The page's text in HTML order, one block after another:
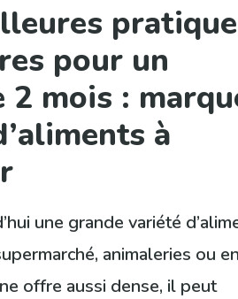
pour un
2 mois :
à
une grande variété
animaleries ou
offre aussi dense, il peut